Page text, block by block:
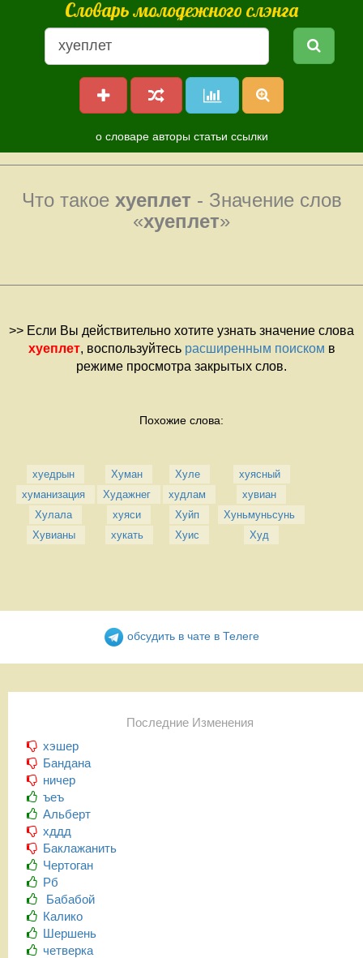
Словарь молодежного слэнга
о словаре авторы статьи ссылки
Что такое хуеплет - Значение слов
«хуеплет»
>> Если Вы действительно хотите узнать значение слова
хуеплет, воспользуйтесь расширенным поиском в
режиме просмотра закрытых слов.
Похожие слова:
хуедрын
хуманизация
Хулала
Хувианы
Хуман
Худажнег
хуяси
хукать
Хуле
худлам
Хуйп
Хуис
хуясный
хувиан
Хуньмуньсунь
Худ
обсудить в чате в Телеге
Последние Изменения
хэшер
Бандана
ничер
ъеъ
Альберт
хддд
Баклажанить
Чертоган
Рб
Бабабой
Калико
Шершень
четверка